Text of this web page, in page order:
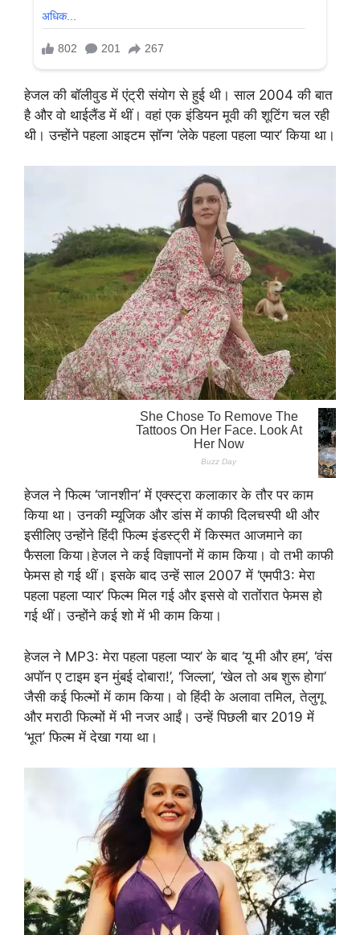
हेजल की बॉलीवुड में एंट्री संयोग से हुई थी। साल 2004 की बात
है और वो थाईलैंड में थीं। वहां एक इंडियन मूवी की शूटिंग चल रही
थी। उन्होंने पहला आइटम स़ॉन्ग ‘लेके पहला पहला प्यार’ किया था।
हेजल ने फिल्म ‘जानशीन’ में एक्स्ट्रा कलाकार के तौर पर काम
किया था। उनकी म्यूजिक और डांस में काफी दिलचस्पी थी और
इसीलिए उन्होंने हिंदी फिल्म इंडस्ट्री में किस्मत आजमाने का
फैसला किया।हेजल ने कई विज्ञापनों में काम किया। वो तभी काफी
फेमस हो गई थीं। इसके बाद उन्हें साल 2007 में ‘एमपी3: मेरा
पहला पहला प्यार’ फिल्म मिल गई और इससे वो रातोंरात फेमस हो
गई थीं। उन्होंने कई शो में भी काम किया।
हेजल ने MP3: मेरा पहला पहला प्यार’ के बाद ‘यू मी और हम’, ‘वंस
अपॉन ए टाइम इन मुंबई दोबारा!’, ‘जिल्ला’, ‘खेल तो अब शुरू होगा’
जैसी कई फिल्मों में काम किया। वो हिंदी के अलावा तमिल, तेलुगू
और मराठी फिल्मों में भी नजर आईं। उन्हें पिछली बार 2019 में
‘भूत’ फिल्म में देखा गया था।